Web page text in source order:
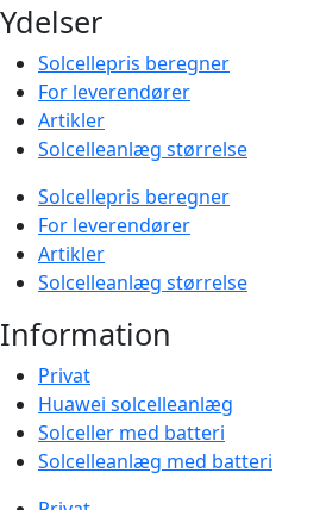
Ydelser
Solcellepris beregner
For leverendører
Artikler
Solcelleanlæg størrelse
Solcellepris beregner
For leverendører
Artikler
Solcelleanlæg størrelse
Information
Privat
Huawei solcelleanlæg
Solceller med batteri
Solcelleanlæg med batteri